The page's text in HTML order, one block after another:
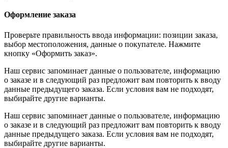
Оформление заказа
Проверьте правильность ввода информации: позиции заказа,
выбор местоположения, данные о покупателе. Нажмите
кнопку «Оформить заказ».
Наш сервис запоминает данные о пользователе, информацию
о заказе и в следующий раз предложит вам повторить к вводу
данные предыдущего заказа. Если условия вам не подходят,
выбирайте другие варианты.
Наш сервис запоминает данные о пользователе, информацию
о заказе и в следующий раз предложит вам повторить к вводу
данные предыдущего заказа. Если условия вам не подходят,
выбирайте другие варианты.